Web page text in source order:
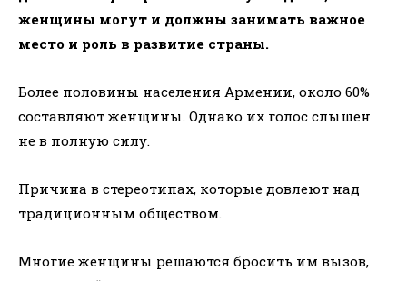
женщины могут и должны занимать важное
место и роль в развитие страны.
Более половины населения Армении, около 60%
составляют женщины. Однако их голос слышен
не в полную силу.
Причина в стереотипах, которые довлеют над
традиционным обществом.
Многие женщины решаются бросить им вызов,